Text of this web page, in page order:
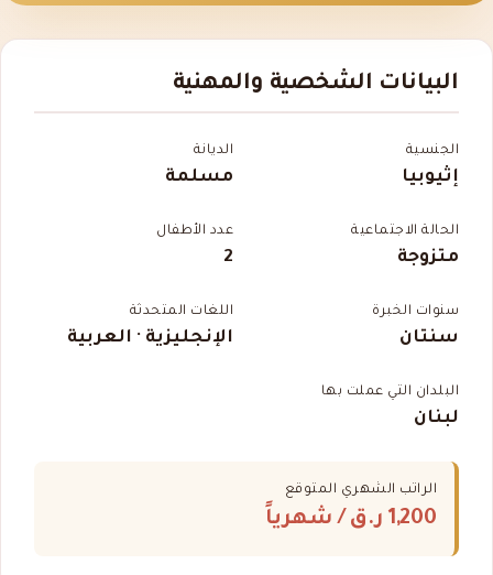
البيانات الشخصية والمهنية
الجنسية
إثيوبيا
الديانة
مسلمة
الحالة الاجتماعية
متزوجة
عدد الأطفال
2
سنوات الخبرة
سنتان
اللغات المتحدثة
الإنجليزية · العربية
البلدان التي عملت بها
لبنان
الراتب الشهري المتوقع
1,200 ر.ق / شهرياً